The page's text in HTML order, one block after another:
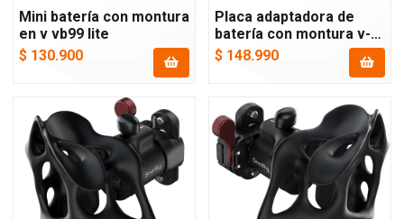
Mini batería con montura
en v vb99 lite
$ 130.900
Placa adaptadora de
batería con montura v-
mount y doble
abrazadera de barra de
$ 148.990